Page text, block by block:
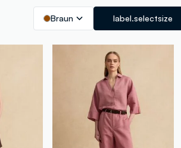
Braun label.selectsize